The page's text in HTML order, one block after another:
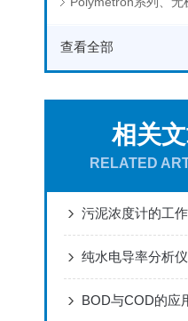
查看全部
相关
RELATED
BOD与COD的应